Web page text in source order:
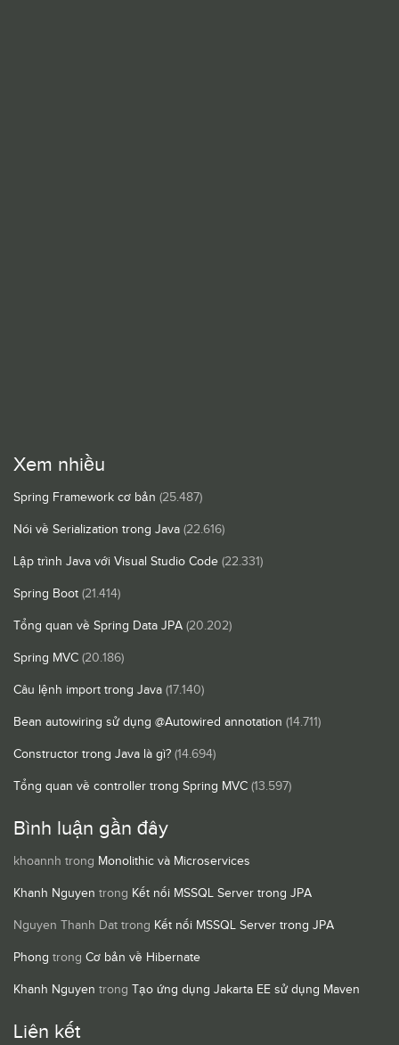
Xem nhiều
Spring Framework cơ bản (25.487)
Nói về Serialization trong Java (22.616)
Lập trình Java với Visual Studio Code (22.331)
Spring Boot (21.414)
Tổng quan về Spring Data JPA (20.202)
Spring MVC (20.186)
Câu lệnh import trong Java (17.140)
Bean autowiring sử dụng @Autowired annotation (14.711)
Constructor trong Java là gì? (14.694)
Tổng quan về controller trong Spring MVC (13.597)
Bình luận gần đây
khoannh trong Monolithic và Microservices
Khanh Nguyen trong Kết nối MSSQL Server trong JPA
Nguyen Thanh Dat trong Kết nối MSSQL Server trong JPA
Phong trong Cơ bản về Hibernate
Khanh Nguyen trong Tạo ứng dụng Jakarta EE sử dụng Maven
Liên kết